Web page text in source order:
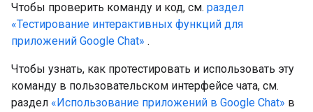
Чтобы проверить команду и код, см. раздел
«Тестирование интерактивных функций для
приложений Google Chat» .
Чтобы узнать, как протестировать и использовать эту
команду в пользовательском интерфейсе чата, см.
раздел «Использование приложений в Google Chat» в